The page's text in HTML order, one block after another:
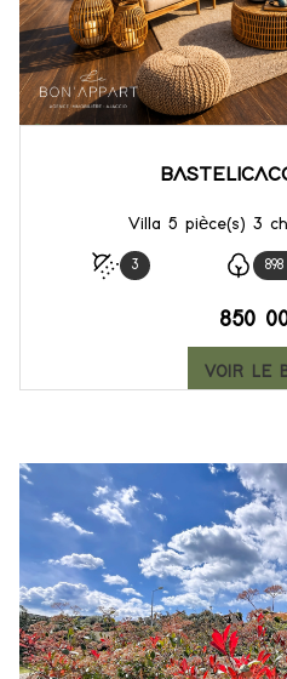
3
850
VOIR LE